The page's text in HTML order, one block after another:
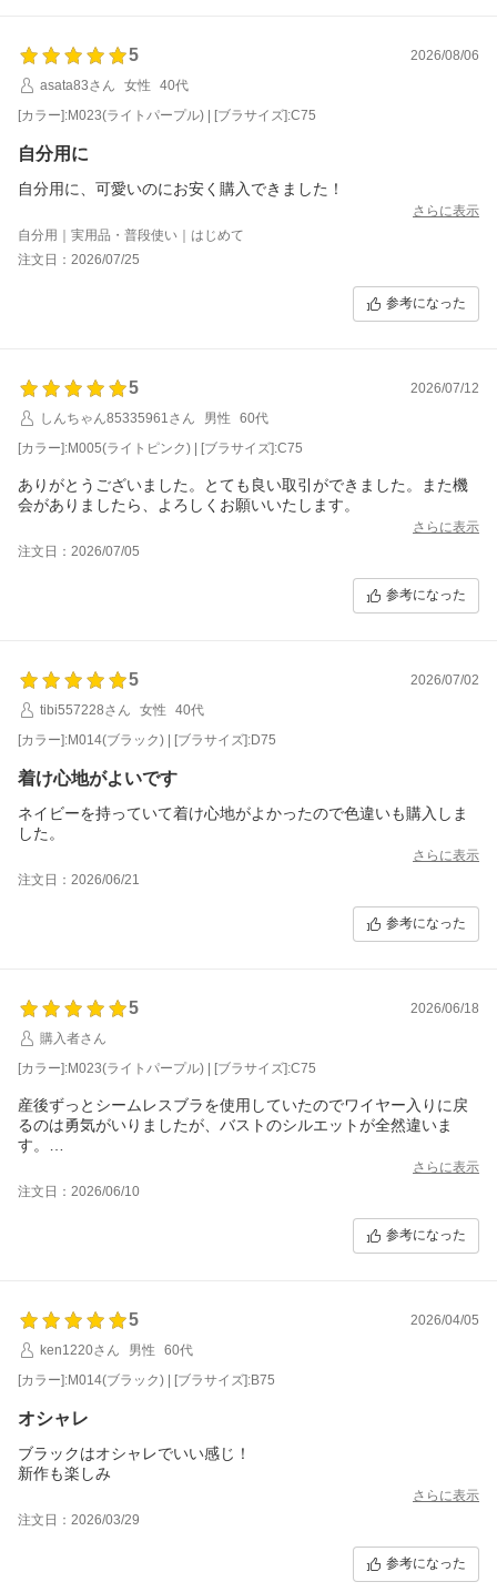
5
2026/08/06
asata83さん
女性
40代
[カラー]:M023(ライトパープル) | [ブラサイズ]:C75
自分用に
自分用に、可愛いのにお安く購入できました！
さらに表示
自分用｜実用品・普段使い｜はじめて
注文日：2026/07/25
参考になった
5
2026/07/12
しんちゃん85335961さん
男性
60代
[カラー]:M005(ライトピンク) | [ブラサイズ]:C75
ありがとうございました。とても良い取引ができました。また機
会がありましたら、よろしくお願いいたします。
さらに表示
注文日：2026/07/05
参考になった
5
2026/07/02
tibi557228さん
女性
40代
[カラー]:M014(ブラック) | [ブラサイズ]:D75
着け心地がよいです
ネイビーを持っていて着け心地がよかったので色違いも購入しま
した。
さらに表示
注文日：2026/06/21
参考になった
5
2026/06/18
購入者さん
[カラー]:M023(ライトパープル) | [ブラサイズ]:C75
産後ずっとシームレスブラを使用していたのでワイヤー入りに戻
るのは勇気がいりましたが、バストのシルエットが全然違いま
す。
刺繍は派手過ぎず地味すぎないデザインで気に入りました。
セールでお得に購入できたので、長持ちさせたいです。
さらに表示
注文日：2026/06/10
参考になった
5
2026/04/05
ken1220さん
男性
60代
[カラー]:M014(ブラック) | [ブラサイズ]:B75
オシャレ
ブラックはオシャレでいい感じ！
新作も楽しみ
さらに表示
注文日：2026/03/29
参考になった